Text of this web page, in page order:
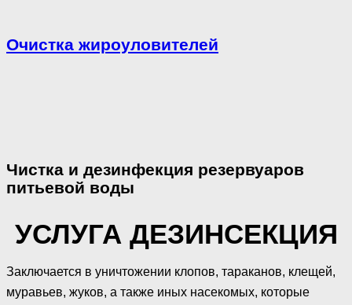
Очистка жироуловителей
Чистка и дезинфекция резервуаров
питьевой воды
УСЛУГА ДЕЗИНСЕКЦИЯ
Заключается в уничтожении клопов, тараканов, клещей,
муравьев, жуков, а также иных насекомых, которые